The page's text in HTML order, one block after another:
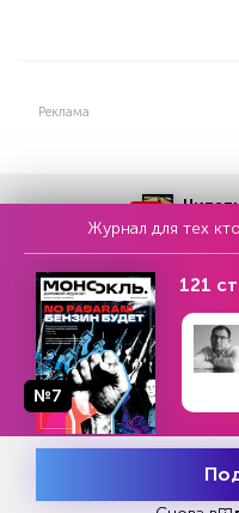
Реклама
Первый
ЧИТАЙТЕ ТАКЖЕ
НОВОСТИ
Журнал для тех
№7
121